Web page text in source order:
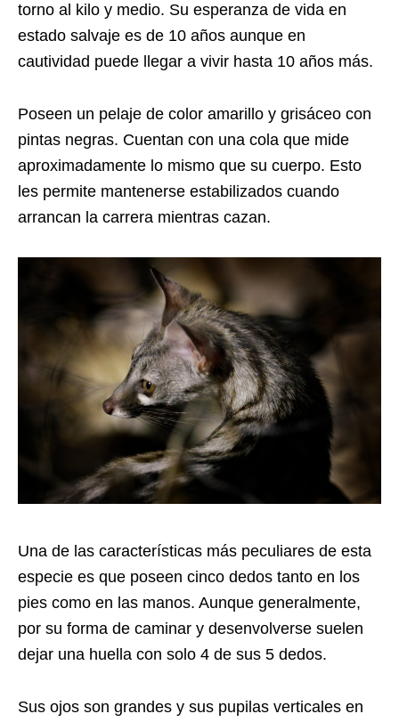
torno al kilo y medio. Su esperanza de vida en
estado salvaje es de 10 años aunque en
cautividad puede llegar a vivir hasta 10 años más.
Poseen un pelaje de color amarillo y grisáceo con
pintas negras. Cuentan con una cola que mide
aproximadamente lo mismo que su cuerpo. Esto
les permite mantenerse estabilizados cuando
arrancan la carrera mientras cazan.
Una de las características más peculiares de esta
especie es que poseen cinco dedos tanto en los
pies como en las manos. Aunque generalmente,
por su forma de caminar y desenvolverse suelen
dejar una huella con solo 4 de sus 5 dedos.
Sus ojos son grandes y sus pupilas verticales en